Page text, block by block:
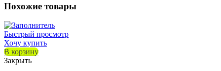
Похожие товары
Быстрый просмотр
Хочу купить
В корзину
Закрыть